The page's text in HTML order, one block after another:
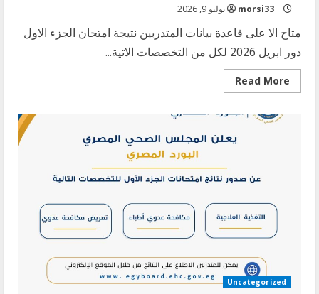
morsi33 يوليو 9, 2026
متاح الا على قاعدة بيانات المتدربين نتيجة امتحان الجزء الاول
دور ابريل 2026 لكل من التخصصات الاتية...
Read More
Read
more
نتائج
الجزء
ابريل
2026
Uncategorized